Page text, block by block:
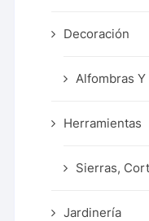
Decoración
Alfombras Y
Herramientas
Sierras,
Jardinería